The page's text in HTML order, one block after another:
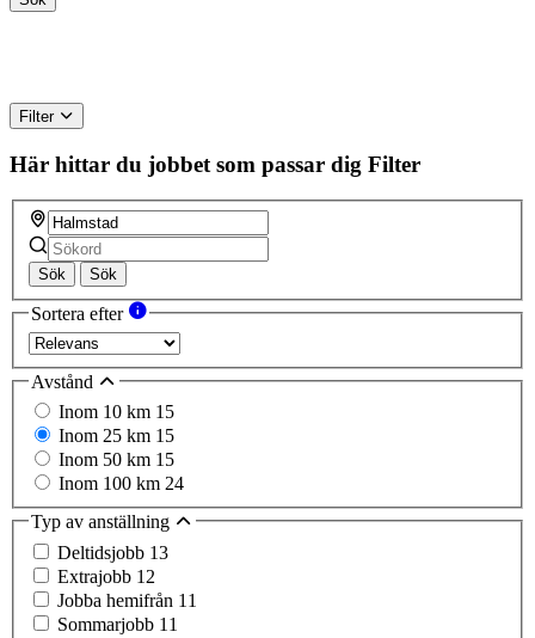
Filter
Här hittar du jobbet som passar dig Filter
Sök Sök
Sortera efter
Avstånd
Inom 10 km 15
Inom 25 km 15
Inom 50 km 15
Inom 100 km 24
Typ av anställning
Deltidsjobb 13
Extrajobb 12
Jobba hemifrån 11
Sommarjobb 11